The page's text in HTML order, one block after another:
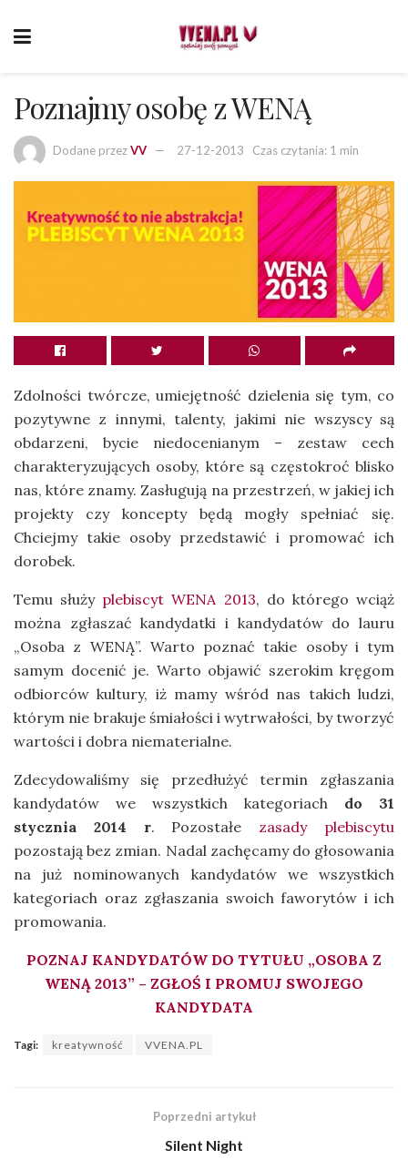
Poznajmy osobę z WENĄ
Dodane przezVV 27-12-2013 Czas czytania: 1 min
Zdolności twórcze, umiejętność dzielenia się tym, co
pozytywne z innymi, talenty, jakimi nie wszyscy są
obdarzeni, bycie niedocenianym – zestaw cech
charakteryzujących osoby, które są częstokroć blisko
nas, które znamy. Zasługują na przestrzeń, w jakiej ich
projekty czy koncepty będą mogły spełniać się.
Chciejmy takie osoby przedstawić i promować ich
dorobek.
Temu służy plebiscyt WENA 2013, do którego wciąż
można zgłaszać kandydatki i kandydatów do lauru
„Osoba z WENĄ”. Warto poznać takie osoby i tym
samym docenić je. Warto objawić szerokim kręgom
odbiorców kultury, iż mamy wśród nas takich ludzi,
którym nie brakuje śmiałości i wytrwałości, by tworzyć
wartości i dobra niematerialne.
Zdecydowaliśmy się przedłużyć termin zgłaszania
kandydatów we wszystkich kategoriach do 31
stycznia 2014 r. Pozostałe zasady plebiscytu
pozostają bez zmian. Nadal zachęcamy do głosowania
na już nominowanych kandydatów we wszystkich
kategoriach oraz zgłaszania swoich faworytów i ich
promowania.
POZNAJ KANDYDATÓW DO TYTUŁU „OSOBA Z
WENĄ 2013” – ZGŁOŚ I PROMUJ SWOJEGO
KANDYDATA
Tagi: kreatywność VVENA.PL
Poprzedni artykuł
Silent Night